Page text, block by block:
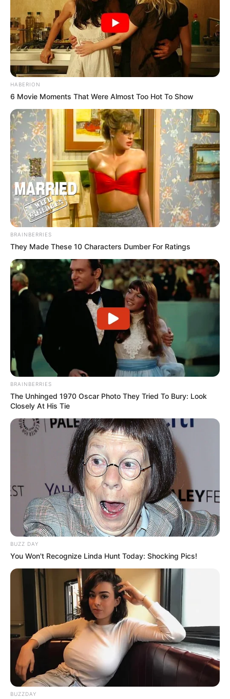
HABERION
6 Movie Moments That Were Almost Too Hot To Show
BRAINBERRIES
They Made These 10 Characters Dumber For Ratings
BRAINBERRIES
The Unhinged 1970 Oscar Photo They Tried To Bury: Look
Closely At His Tie
BUZZ DAY
You Won't Recognize Linda Hunt Today: Shocking Pics!
BUZZDAY